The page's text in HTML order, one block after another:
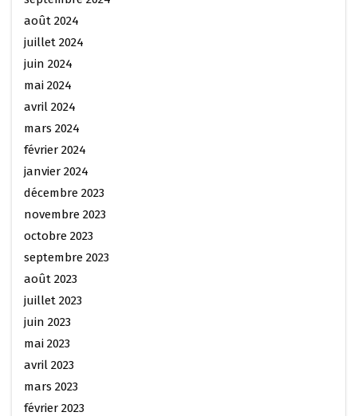
août 2024
juillet 2024
juin 2024
mai 2024
avril 2024
mars 2024
février 2024
janvier 2024
décembre 2023
novembre 2023
octobre 2023
septembre 2023
août 2023
juillet 2023
juin 2023
mai 2023
avril 2023
mars 2023
février 2023